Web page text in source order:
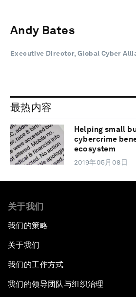
Andy Bates
Executive Director, Global Cyber
最热内容
Helping small
cybercrime
ecosystem
2019年05月08日
关于我们
我们的策略
关于我们
我们的工作方式
我们的领导团队与组织治理